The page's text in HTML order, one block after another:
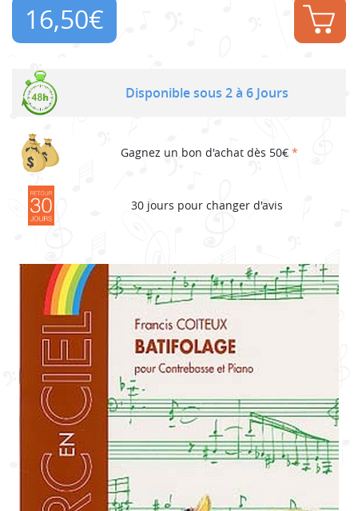
16,50€
Disponible sous 2 à 6 Jours
Gagnez un bon d'achat dès 50€ *
30 jours pour changer d'avis